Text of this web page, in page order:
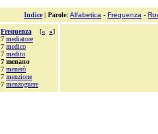
Indice| Parole: Alfabetica - Frequenza -
Frequenza [« »]
7 mediatore
7 medico
7 medito
7 menano
7 menerò
7 menzione
7 menzognere